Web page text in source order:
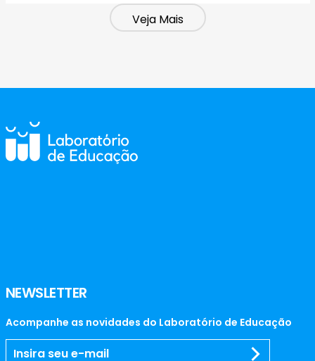
Veja Mais
NEWSLETTER
Acompanhe as novidades do Laboratório de Educação